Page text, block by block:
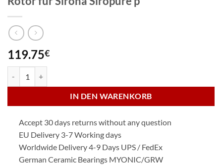
119.75€
IN DEN WARENKORB
Accept 30 days returns without any question
EU Delivery 3-7 Working days
Worldwide Delivery 4-9 Days UPS / FedEx
German Ceramic Bearings MYONIC/GRW